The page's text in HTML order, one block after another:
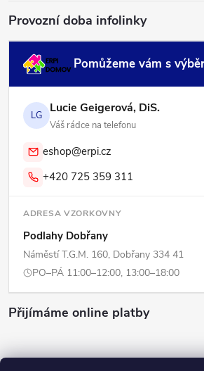
Provozní doba infolinky
Pomůžeme vám s
LG Lucie Geigerová, DiS.
Váš rádce na telefonu
eshop@erpi.cz
+420 725 359 311
ADRESA VZORKOVNY
Podlahy Dobřany
Náměstí T.G.M. 160, Dobřany 334 41
PO–PÁ 11:00–12:00, 13:00–18:00
Přijímáme online platby